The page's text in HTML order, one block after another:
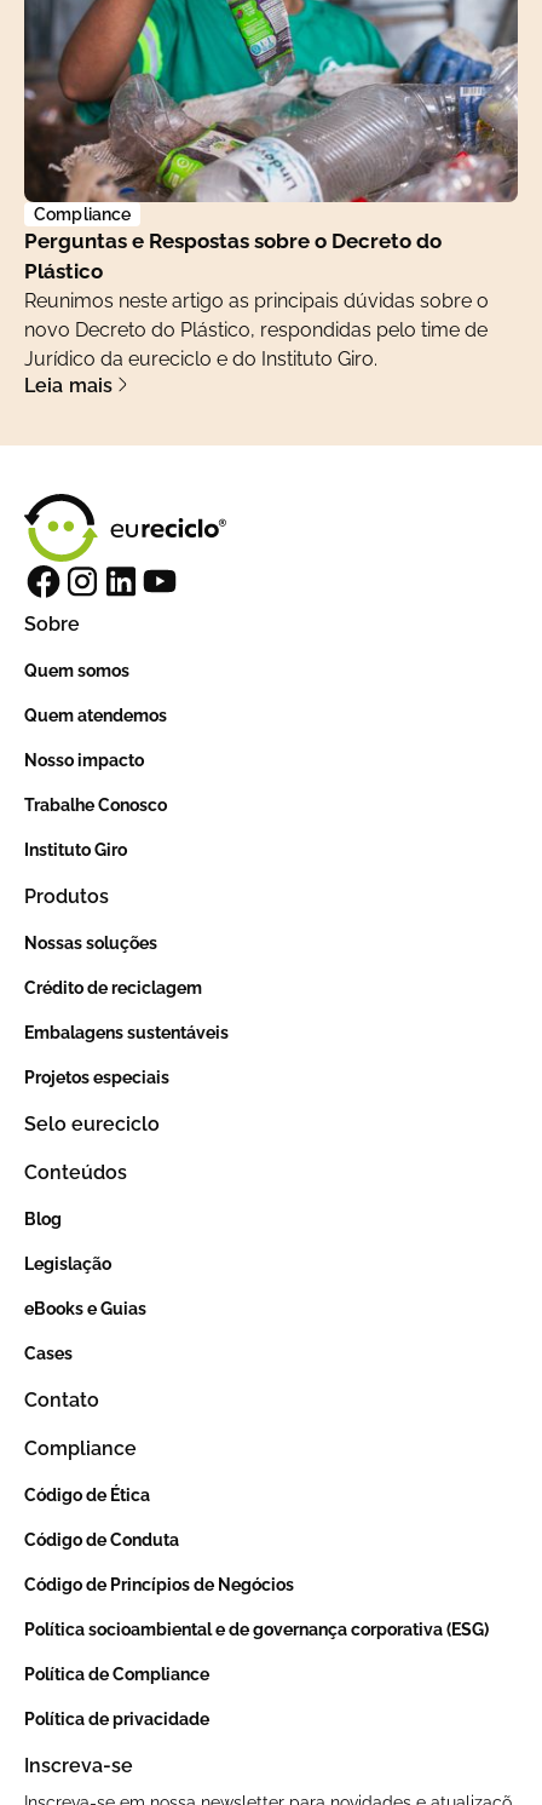
Compliance
Perguntas e Respostas sobre o Decreto do
Plástico
Reunimos neste artigo as principais dúvidas sobre o
novo Decreto do Plástico, respondidas pelo time de
Jurídico da eureciclo e do Instituto Giro.
Leia mais
Sobre
Quem somos
Quem atendemos
Nosso impacto
Trabalhe Conosco
Instituto Giro
Produtos
Nossas soluções
Crédito de reciclagem
Embalagens sustentáveis
Projetos especiais
Selo eureciclo
Conteúdos
Blog
Legislação
eBooks e Guias
Cases
Contato
Compliance
Código de Ética
Código de Conduta
Código de Princípios de Negócios
Política socioambiental e de governança corporativa (ESG)
Política de Compliance
Política de privacidade
Inscreva-se